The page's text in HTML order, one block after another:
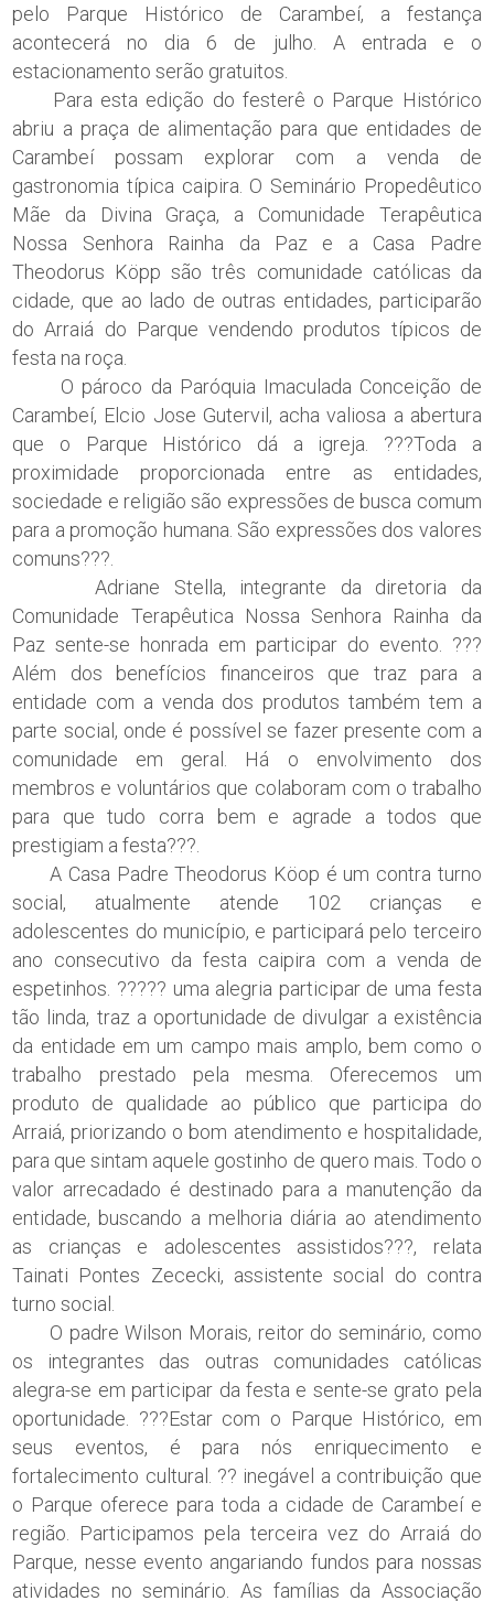
pelo Parque Histórico de Carambeí, a festança
acontecerá no dia 6 de julho. A entrada e o
estacionamento serão gratuitos.
Para esta edição do festerê o Parque Histórico
abriu a praça de alimentação para que entidades de
Carambeí possam explorar com a venda de
gastronomia típica caipira. O Seminário Propedêutico
Mãe da Divina Graça, a Comunidade Terapêutica
Nossa Senhora Rainha da Paz e a Casa Padre
Theodorus Köpp são três comunidade católicas da
cidade, que ao lado de outras entidades, participarão
do Arraiá do Parque vendendo produtos típicos de
festa na roça.
O pároco da Paróquia Imaculada Conceição de
Carambeí, Elcio Jose Gutervil, acha valiosa a abertura
que o Parque Histórico dá a igreja. ???Toda a
proximidade proporcionada entre as entidades,
sociedade e religião são expressões de busca comum
para a promoção humana. São expressões dos valores
comuns???.
Adriane Stella, integrante da diretoria da
Comunidade Terapêutica Nossa Senhora Rainha da
Paz sente-se honrada em participar do evento. ???
Além dos benefícios financeiros que traz para a
entidade com a venda dos produtos também tem a
parte social, onde é possível se fazer presente com a
comunidade em geral. Há o envolvimento dos
membros e voluntários que colaboram com o trabalho
para que tudo corra bem e agrade a todos que
prestigiam a festa???.
A Casa Padre Theodorus Köop é um contra turno
social, atualmente atende 102 crianças e
adolescentes do município, e participará pelo terceiro
ano consecutivo da festa caipira com a venda de
espetinhos. ????? uma alegria participar de uma festa
tão linda, traz a oportunidade de divulgar a existência
da entidade em um campo mais amplo, bem como o
trabalho prestado pela mesma. Oferecemos um
produto de qualidade ao público que participa do
Arraiá, priorizando o bom atendimento e hospitalidade,
para que sintam aquele gostinho de quero mais. Todo o
valor arrecadado é destinado para a manutenção da
entidade, buscando a melhoria diária ao atendimento
as crianças e adolescentes assistidos???, relata
Tainati Pontes Zececki, assistente social do contra
turno social.
O padre Wilson Morais, reitor do seminário, como
os integrantes das outras comunidades católicas
alegra-se em participar da festa e sente-se grato pela
oportunidade. ???Estar com o Parque Histórico, em
seus eventos, é para nós enriquecimento e
fortalecimento cultural. ?? inegável a contribuição que
o Parque oferece para toda a cidade de Carambeí e
região. Participamos pela terceira vez do Arraiá do
Parque, nesse evento angariando fundos para nossas
atividades no seminário. As famílias da Associação